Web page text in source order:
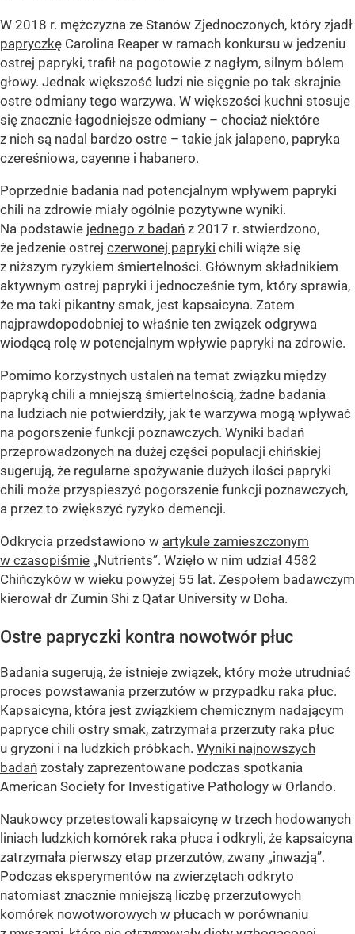
W 2018 r. mężczyzna ze Stanów Zjednoczonych, który zjadł
papryczkę Carolina Reaper w ramach konkursu w jedzeniu
ostrej papryki, trafił na pogotowie z nagłym, silnym bólem
głowy. Jednak większość ludzi nie sięgnie po tak skrajnie
ostre odmiany tego warzywa. W większości kuchni stosuje
się znacznie łagodniejsze odmiany – chociaż niektóre
z nich są nadal bardzo ostre – takie jak jalapeno, papryka
czereśniowa, cayenne i habanero.
Poprzednie badania nad potencjalnym wpływem papryki
chili na zdrowie miały ogólnie pozytywne wyniki.
Na podstawie jednego z badań z 2017 r. stwierdzono,
że jedzenie ostrej czerwonej papryki chili wiąże się
z niższym ryzykiem śmiertelności. Głównym składnikiem
aktywnym ostrej papryki i jednocześnie tym, który sprawia,
że ma taki pikantny smak, jest kapsaicyna. Zatem
najprawdopodobniej to właśnie ten związek odgrywa
wiodącą rolę w potencjalnym wpływie papryki na zdrowie.
Pomimo korzystnych ustaleń na temat związku między
papryką chili a mniejszą śmiertelnością, żadne badania
na ludziach nie potwierdziły, jak te warzywa mogą wpływać
na pogorszenie funkcji poznawczych. Wyniki badań
przeprowadzonych na dużej części populacji chińskiej
sugerują, że regularne spożywanie dużych ilości papryki
chili może przyspieszyć pogorszenie funkcji poznawczych,
a przez to zwiększyć ryzyko demencji.
Odkrycia przedstawiono w artykule zamieszczonym
w czasopiśmie „Nutrients”. Wzięło w nim udział 4582
Chińczyków w wieku powyżej 55 lat. Zespołem badawczym
kierował dr Zumin Shi z Qatar University w Doha.
Ostre papryczki kontra nowotwór płuc
Badania sugerują, że istnieje związek, który może utrudniać
proces powstawania przerzutów w przypadku raka płuc.
Kapsaicyna, która jest związkiem chemicznym nadającym
papryce chili ostry smak, zatrzymała przerzuty raka płuc
u gryzoni i na ludzkich próbkach. Wyniki najnowszych
badań zostały zaprezentowane podczas spotkania
American Society for Investigative Pathology w Orlando.
Naukowcy przetestowali kapsaicynę w trzech hodowanych
liniach ludzkich komórek raka płuca i odkryli, że kapsaicyna
zatrzymała pierwszy etap przerzutów, zwany „inwazją”.
Podczas eksperymentów na zwierzętach odkryto
natomiast znacznie mniejszą liczbę przerzutowych
komórek nowotworowych w płucach w porównaniu